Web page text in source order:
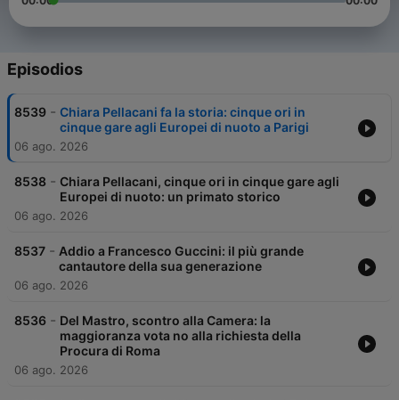
Episodios
8539 - Chiara Pellacani fa la storia: cinque ori in
cinque gare agli Europei di nuoto a Parigi
06 ago. 2026
8538 - Chiara Pellacani, cinque ori in cinque gare agli
Europei di nuoto: un primato storico
06 ago. 2026
8537 - Addio a Francesco Guccini: il più grande
cantautore della sua generazione
06 ago. 2026
8536 - Del Mastro, scontro alla Camera: la
maggioranza vota no alla richiesta della
Procura di Roma
06 ago. 2026